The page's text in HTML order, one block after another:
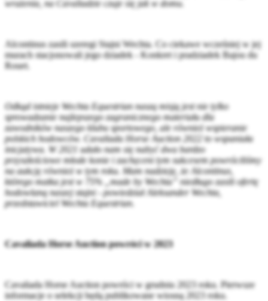
wrażenia, na Cavaliadzie czuje się jak w domu.
Alcontinus zasili szeregi Stajni Wechta. Co ciekawe wcześniej w jej
murach stacjonowali jego dziadek - Konkret i pradziadek Bajou du
Rouet.
Odkąd istnieje Wechta Equestrian naszą misją jest nie tylko
sprowadzanie najlepszego zagranicznego materiału dla
zawodników naszego klubu sportowego, ale również wspieranie
polskich hodowców. Cavaliada Horse Auction 2022 to wspaniała
inicjatywa. W 2021 udało nam się nabyć dwa bardzo
przyszłościowe młode konie i zachęceni tym sukcesem powróciliśmy
na aukcję również w tym roku. Mam nadzieję, że Alcontinus,
którego matka jest w 75% „made by Wechta” niedługo zasili ofertę
hodowlaną naszej stajni - powiedział Aleksander Wechta,
przedstawiciel Wechta Equestrian.
Cavaliada Horse Auction powróci w 2023
Cavaliada Horse Auction powróci w grudniu 2023 roku. Pierwsze
informacje o selekcji będą publikowane wiosną 2023 roku.